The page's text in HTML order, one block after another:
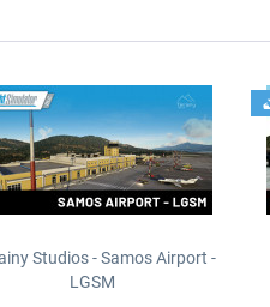
Studios - Samos Airport -
LGSM